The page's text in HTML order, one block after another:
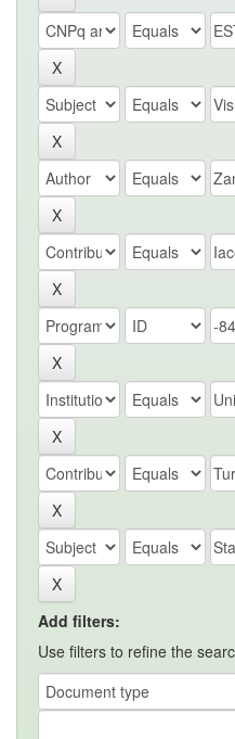
Add filters:
Use filters to refine the